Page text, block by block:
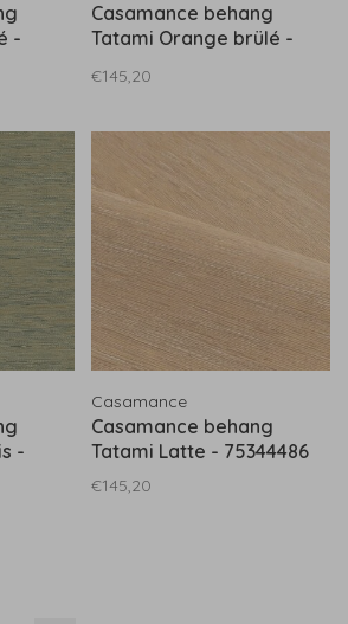
-
Casamance behang
Tatami Orange brülé -
€145,20
-
Casamance
Casamance behang
Tatami Latte - 75344486
€145,20